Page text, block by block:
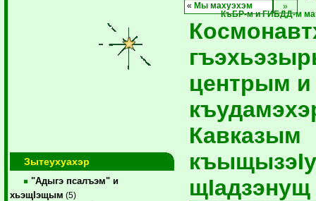
Зытеухуахэр
"Адыгэ псалъэм" и
хьэщIэщым (5)
« Мы махуэхэм
КъБР-м и ГИБДД-м
центрым и
Кавказым
щIадзэнущ